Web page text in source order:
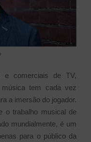
e comerciais de TV,
tem cada vez
a imersão do jogador.
o trabalho musical de
mundialmente, é um
para o público da